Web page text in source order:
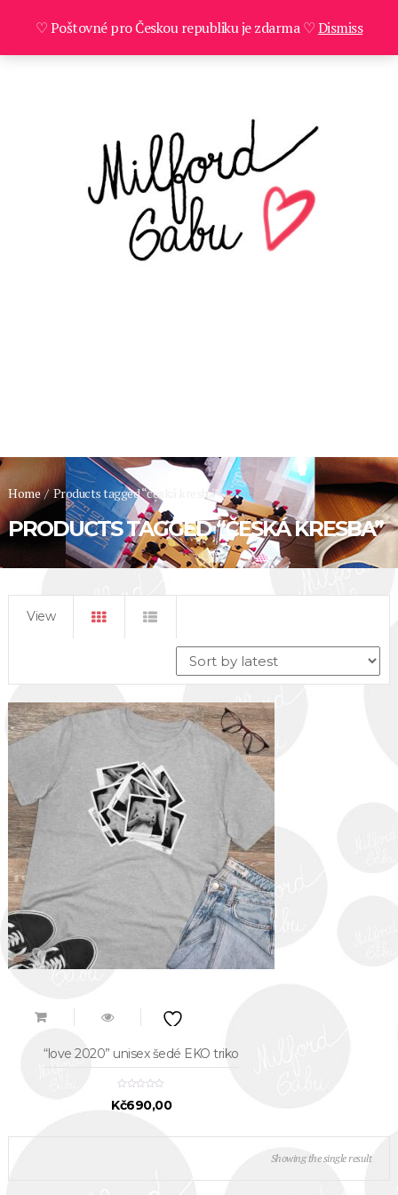
Home / Products tagged “česká kresba”
PRODUCTS TAGGED “ČESKÁ KRESBA”
View
“love 2020” unisex šedé EKO triko
Kč690,00
Showing the single result
♡ Poštovné pro Českou republiku je zdarma ♡Dismiss